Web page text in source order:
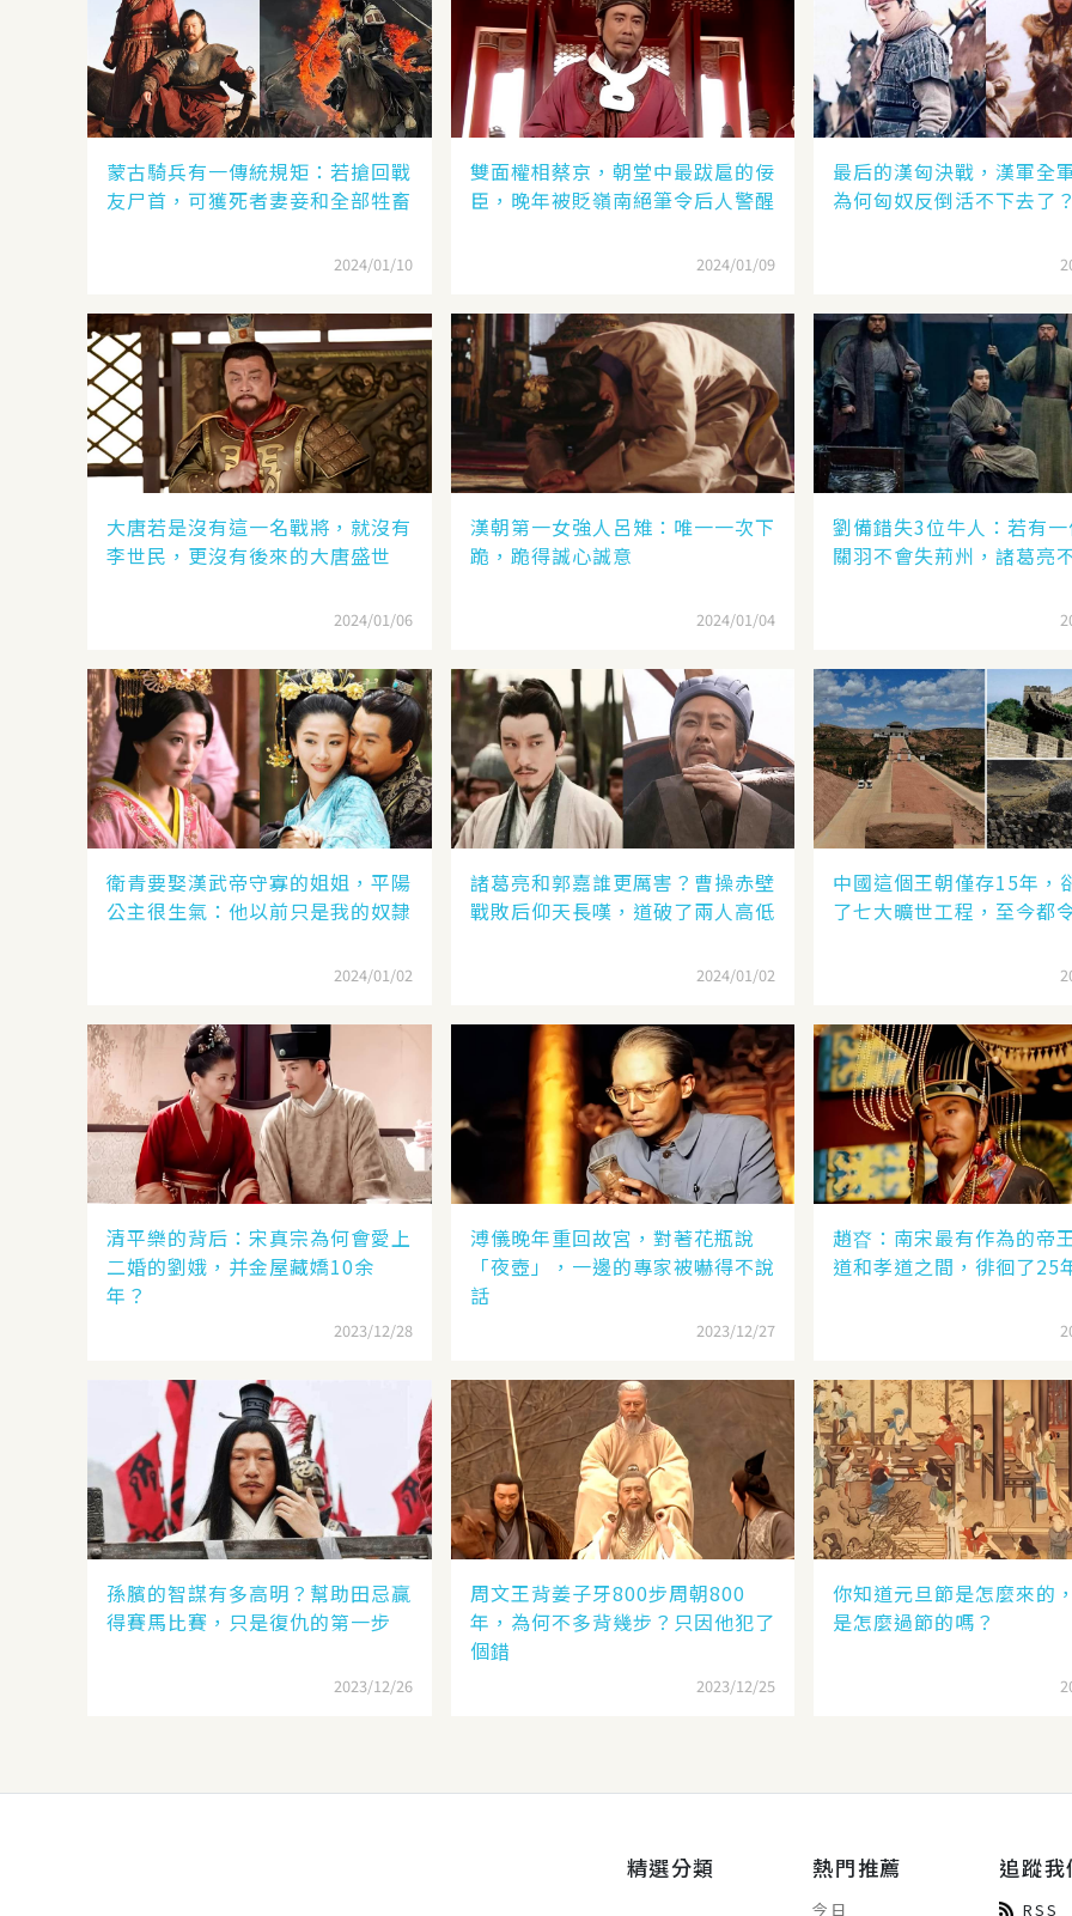
蒙古騎兵有一傳統規矩：若搶回戰
友尸首，可獲死者妻妾和全部牲畜
2024/01/10
雙面權相蔡京，朝堂中最跋扈的佞
臣，晚年被貶嶺南絕筆令后人警醒
2024/01/09
最后的漢匈決戰，漢軍全
為何匈奴反倒活不下去了？
大唐若是沒有這一名戰將，就沒有
李世民，更沒有後來的大唐盛世
2024/01/06
漢朝第一女強人呂雉：唯一一次下
跪，跪得誠心誠意
2024/01/04
劉備錯失3位牛人：若有一
關羽不會失荊州，諸葛亮
衛青要娶漢武帝守寡的姐姐，平陽
公主很生氣：他以前只是我的奴隸
2024/01/02
諸葛亮和郭嘉誰更厲害？曹操赤壁
戰敗后仰天長嘆，道破了兩人高低
2024/01/02
中國這個王朝僅存15年，
了七大曠世工程，至今都
清平樂的背后：宋真宗為何會愛上
二婚的劉娥，并金屋藏嬌10余
年？
2023/12/28
溥儀晚年重回故宮，對著花瓶說
「夜壺」，一邊的專家被嚇得不說
話
2023/12/27
趙昚：南宋最有作為的帝
道和孝道之間，徘徊了25
孫臏的智謀有多高明？幫助田忌贏
得賽馬比賽，只是復仇的第一步
2023/12/26
周文王背姜子牙800步周朝800
年，為何不多背幾步？只因他犯了
個錯
2023/12/25
你知道元旦節是怎麼來的
是怎麼過節的嗎？
精選分類 熱門推薦
今日
追蹤我
RSS